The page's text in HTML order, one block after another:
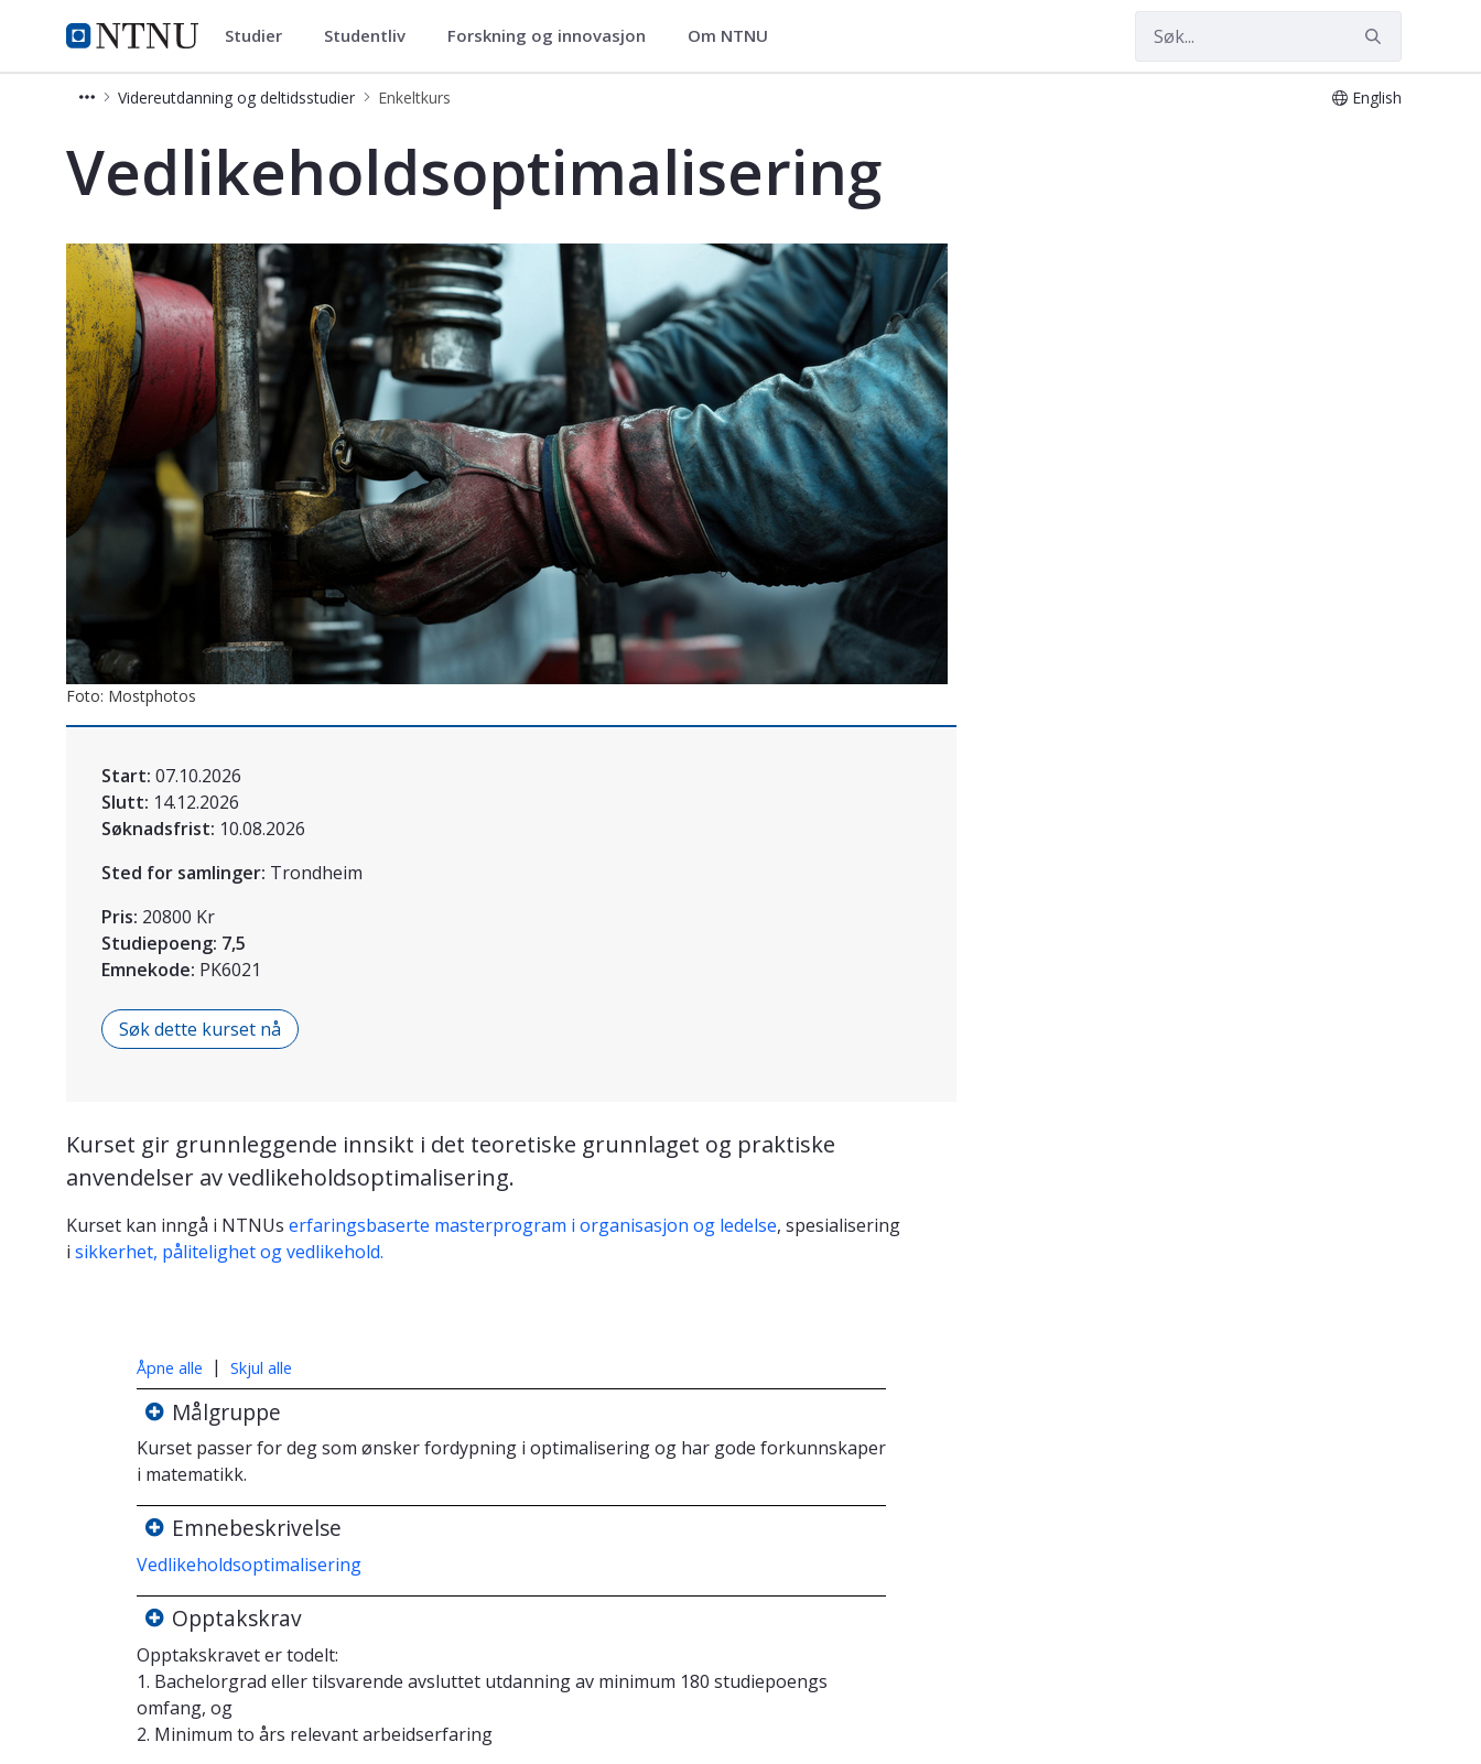
NTNU Hjemmeside
Videreutdanning og deltidsstudier
Studier Studentliv Forskning og innovasjon Om NTNU
Videreutdanning og deltidsstudier Enkeltkurs English
Vedlikeholdsoptimalisering
Foto: Mostphotos
Start: 07.10.2026
Slutt: 14.12.2026
Søknadsfrist: 10.08.2026
Sted for samlinger: Trondheim
Pris: 20800 Kr
Studiepoeng: 7,5
Emnekode: PK6021
Søk dette kurset nå
Kurset gir grunnleggende innsikt i det teoretiske grunnlaget og praktiske
anvendelser av vedlikeholdsoptimalisering.
Kurset kan inngå i NTNUs erfaringsbaserte masterprogram i organisasjon og ledelse, spesialisering
i sikkerhet, pålitelighet og vedlikehold.
Åpne alle | Skjul alle
Målgruppe
Kurset passer for deg som ønsker fordypning i optimalisering og har gode forkunnskaper
i matematikk.
Emnebeskrivelse
Vedlikeholdsoptimalisering
Opptakskrav
Opptakskravet er todelt:
1. Bachelorgrad eller tilsvarende avsluttet utdanning av minimum 180 studiepoengs
omfang, og
2. Minimum to års relevant arbeidserfaring